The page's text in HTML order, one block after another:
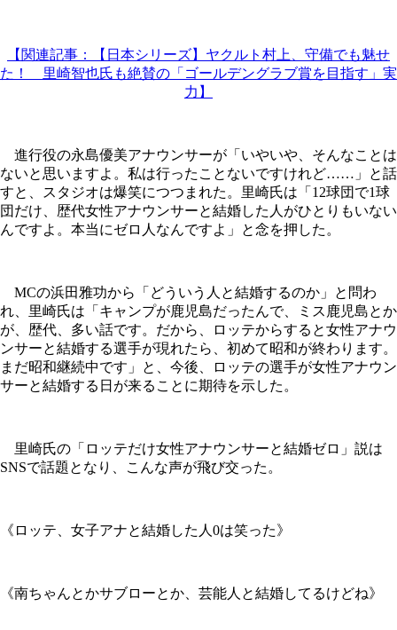
【関連記事：【日本シリーズ】ヤクルト村上、守備でも魅せ
た！ 里崎智也氏も絶賛の「ゴールデングラブ賞を目指す」実
力】
進行役の永島優美アナウンサーが「いやいや、そんなことは
ないと思いますよ。私は行ったことないですけれど……」と話
すと、スタジオは爆笑につつまれた。里崎氏は「12球団で1球
団だけ、歴代女性アナウンサーと結婚した人がひとりもいない
んですよ。本当にゼロ人なんですよ」と念を押した。
MCの浜田雅功から「どういう人と結婚するのか」と問わ
れ、里崎氏は「キャンプが鹿児島だったんで、ミス鹿児島とか
が、歴代、多い話です。だから、ロッテからすると女性アナウ
ンサーと結婚する選手が現れたら、初めて昭和が終わります。
まだ昭和継続中です」と、今後、ロッテの選手が女性アナウン
サーと結婚する日が来ることに期待を示した。
里崎氏の「ロッテだけ女性アナウンサーと結婚ゼロ」説は
SNSで話題となり、こんな声が飛び交った。
《ロッテ、女子アナと結婚した人0は笑った》
《南ちゃんとかサブローとか、芸能人と結婚してるけどね》